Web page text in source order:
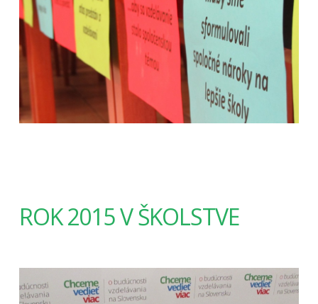
ROK 2015 V ŠKOLSTVE